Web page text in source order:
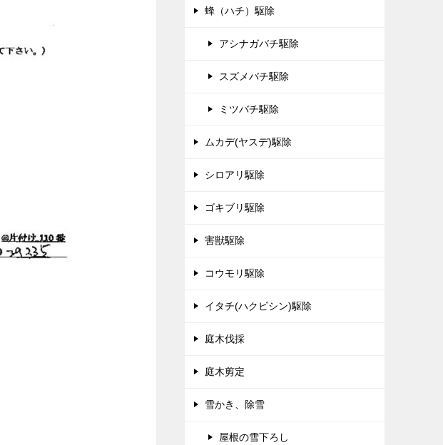
蜂（ハチ）駆除
アシナガバチ駆除
スズメバチ駆除
ミツバチ駆除
ムカデ(ヤスデ)駆除
シロアリ駆除
ゴキブリ駆除
害獣駆除
コウモリ駆除
イタチ(ハクビシン)駆除
庭木伐採
庭木剪定
雪かき、除雪
屋根の雪下ろし